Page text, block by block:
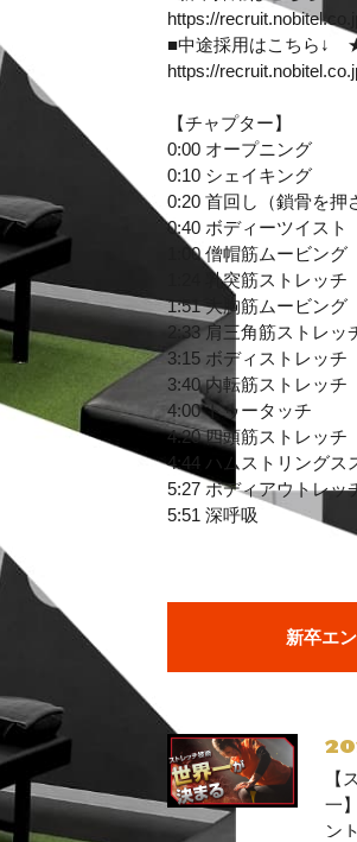
https://
■中途採用はこちら↓ ★
https://
【チャプター】
0:00 オープニング
0:10 シェイキング
0:20 首回し（鎖骨を押
0:40 ボディーツイスト
1:00 僧帽筋ムービング
1:24 乳突筋ストレッチ
1:51 大胸筋ムービング
2:33 肩三角筋ストレッ
3:15 ボディストレッチ
3:40 内転筋ストレッチ
4:00 トゥータッチ
4:20 四頭筋ストレッチ
4:44 ハムストリングス
5:27 ボディアウトレッ
5:51 深呼吸
新卒エ
【
一
ン